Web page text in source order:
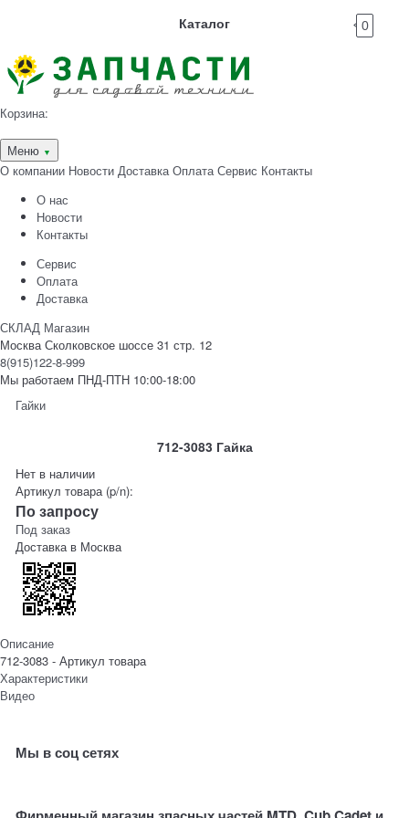
Каталог 0
Корзина:
Меню ▼
О компании Новости Доставка Оплата Сервис Контакты
О нас
Новости
Контакты
Сервис
Оплата
Доставка
СКЛАД Магазин
Москва Сколковское шоссе 31 стр. 12
8(915)122-8-999
Мы работаем ПНД-ПТН 10:00-18:00
Гайки
712-3083 Гайка
Нет в наличии
Артикул товара (p/n):
По запросу
Под заказ
Доставка в Москва
Описание
712-3083 - Артикул товара
Характеристики
Видео
Мы в соц сетях